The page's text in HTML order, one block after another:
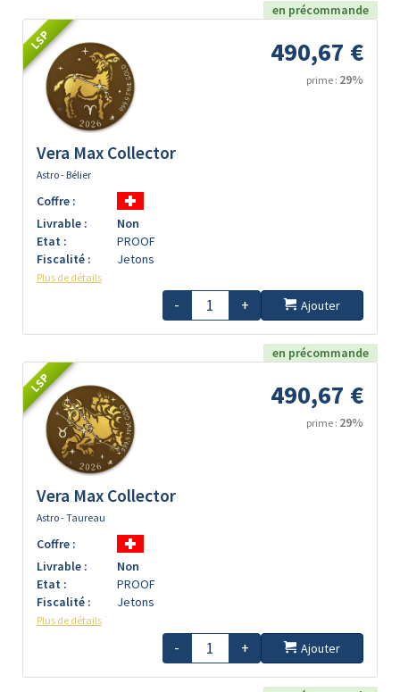
en précommande
LSP 490,67 €
prime : 29%
Vera Max Collector
Astro - Bélier
Coffre :
Livrable :
Non
Etat :
PROOF
Fiscalité :
Jetons
Plus de détails
- + Ajouter
en précommande
LSP 490,67 €
prime : 29%
Vera Max Collector
Astro - Taureau
Coffre :
Livrable :
Non
Etat :
PROOF
Fiscalité :
Jetons
Plus de détails
- + Ajouter